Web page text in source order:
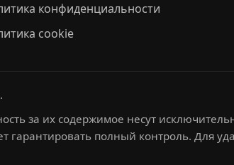
конфиденциальности
cookie
за их содержимое несут
гарантировать полный контроль. Для